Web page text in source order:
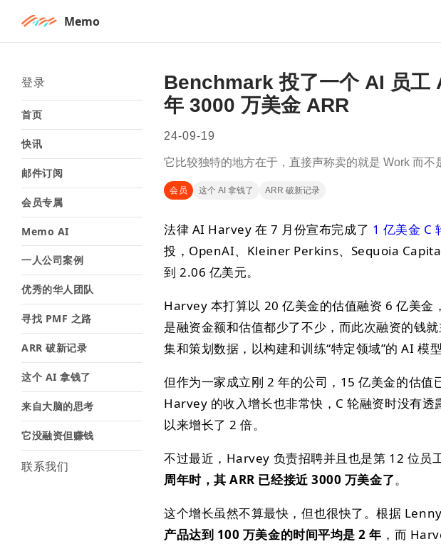
Memo
登录
首页
快讯
邮件订阅
会员专属
Memo AI
一人公司案例
优秀的华人团队
寻找 PMF 之路
ARR 破新记录
这个 AI 拿钱了
来自大脑的思考
它没融资但赚钱
联系我们
Benchmark 投了一个 AI 员工
年 3000 万美金 ARR
24-09-19
它比较独特的地方在于，直接声称卖的就是 Work 而不
会员 这个 AI 拿钱了 ARR 破新记录
法律 AI Harvey 在 7 月份宣布完成了 1 亿美金 C
投，OpenAI、Kleiner Perkins、Sequoia
到 2.06 亿美元。
Harvey 本打算以 20 亿美金的估值融资 6 亿美金
是融资金额和估值都少了不少，而此次融资的钱
集和策划数据，以构建和训练“特定领域”的 AI 模型
但作为一家成立刚 2 年的公司，15 亿美金的估值
Harvey 的收入增长也非常快，C 轮融资时没有
以来增长了 2 倍。
不过最近，Harvey 负责招聘并且也是第 12 位员
周年时，其 ARR 已经接近 3000 万美金了。
这个增长虽然不算最快，但也很快了。根据
产品达到 100 万美金的时间平均是 2 年 ，而